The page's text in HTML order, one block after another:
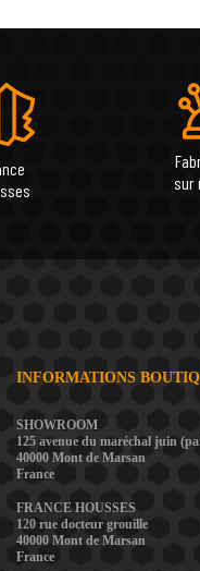
sur
INFORMATIONS
SHOWROOM
125 avenue du maréchal juin
40000 Mont de Marsan
France
FRANCE HOUSSES
120 rue docteur grouille
40000 Mont de Marsan
France